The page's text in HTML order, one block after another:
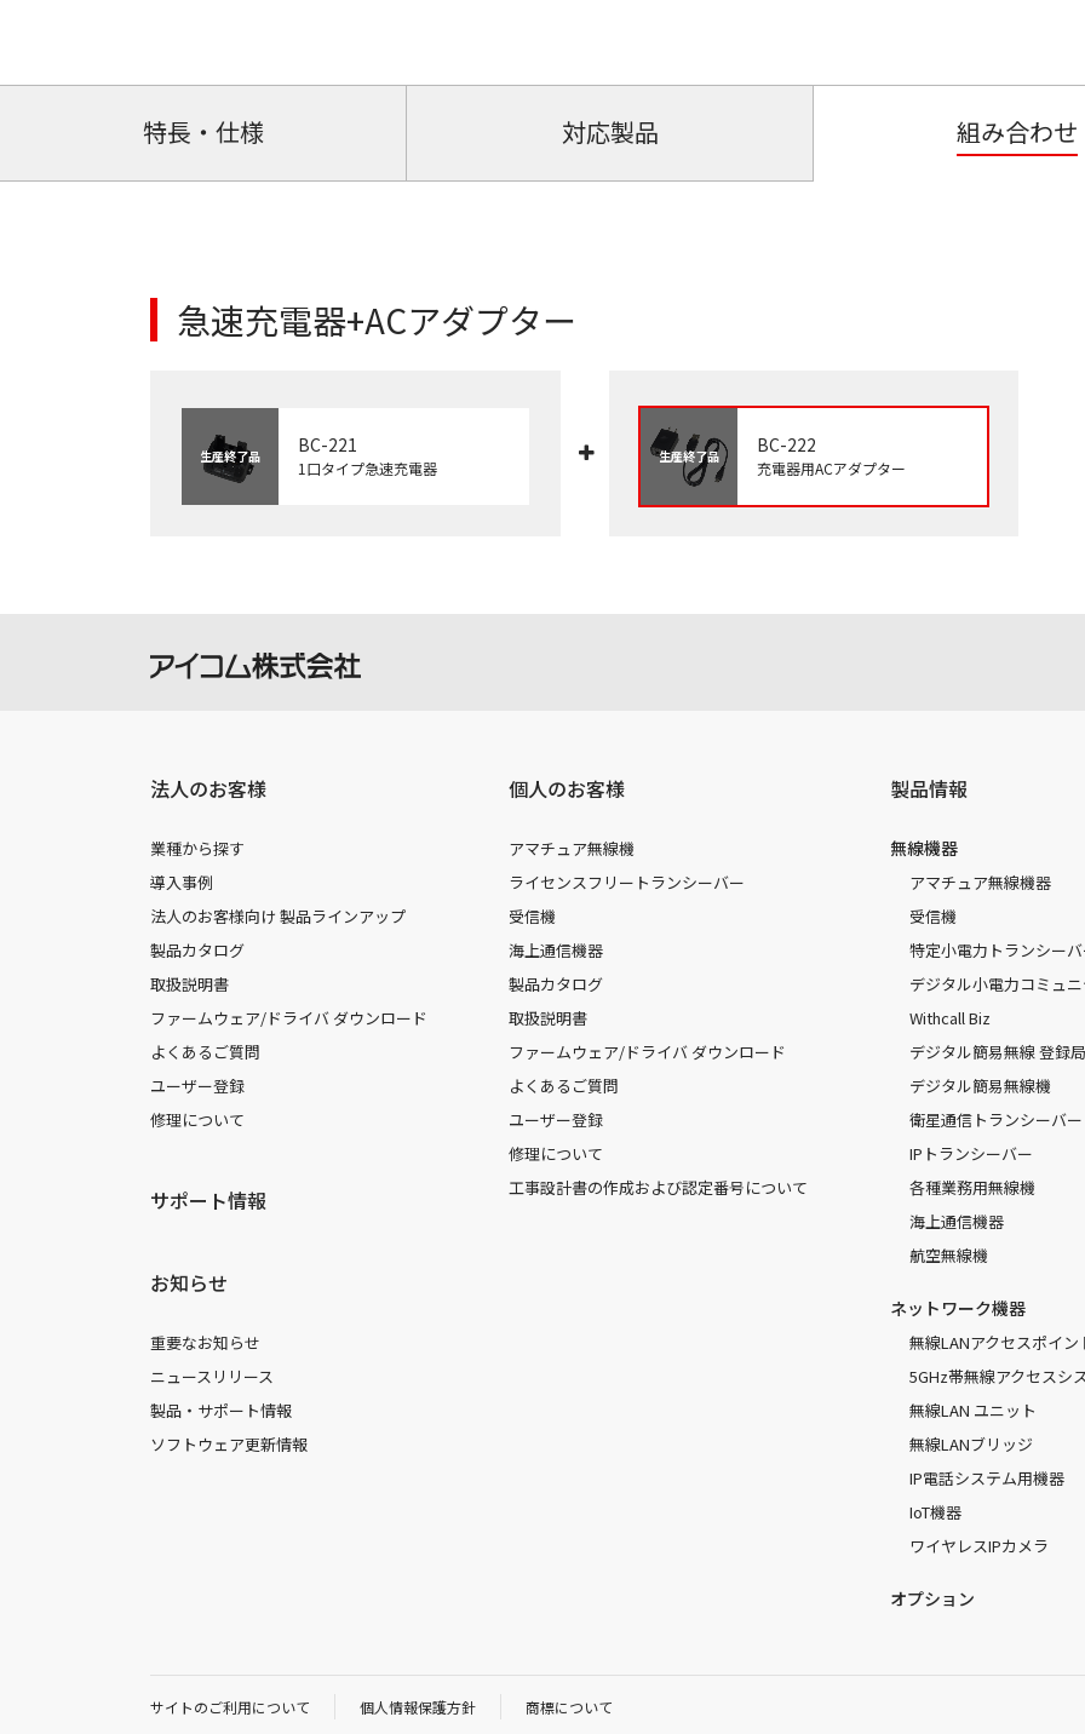
特長・仕様 対応製品 組み合わせ
急速充電器+ACアダプター
生産終了品 BC-221
1口タイプ急速充電器
生産終了品 BC-222
充電器用ACアダプター
法人のお客様
業種から探す
導入事例
法人のお客様向け 製品ラインアップ
製品カタログ
取扱説明書
ファームウェア/ドライバ ダウンロード
よくあるご質問
ユーザー登録
修理について
サポート情報
お知らせ
重要なお知らせ
ニュースリリース
製品・サポート情報
ソフトウェア更新情報
個人のお客様
アマチュア無線機
ライセンスフリートランシーバー
受信機
海上通信機器
製品カタログ
取扱説明書
ファームウェア/ドライバ ダウンロード
よくあるご質問
ユーザー登録
修理について
工事設計書の作成および認定番号について
製品情報
無線機器
アマチュア無線機器
受信機
特定小電力トランシー
デジタル小電力コミュ
Withcall Biz
デジタル簡易無線 登録
デジタル簡易無線機
衛星通信トランシーバー
IPトランシーバー
各種業務用無線機
海上通信機器
航空無線機
ネットワーク機器
無線LANアクセスポイン
5GHz帯無線アクセスシ
無線LAN ユニット
無線LANブリッジ
IP電話システム用機器
IoT機器
ワイヤレスIPカメラ
オプション
サイトのご利用について 個人情報保護方針 商標について